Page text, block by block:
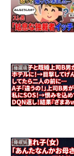
修羅場
修羅場